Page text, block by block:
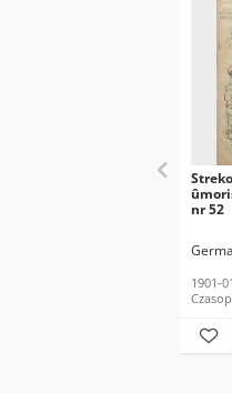
nr 52
1901-